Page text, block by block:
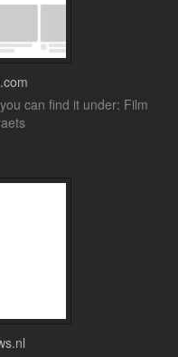
can find it under: Film